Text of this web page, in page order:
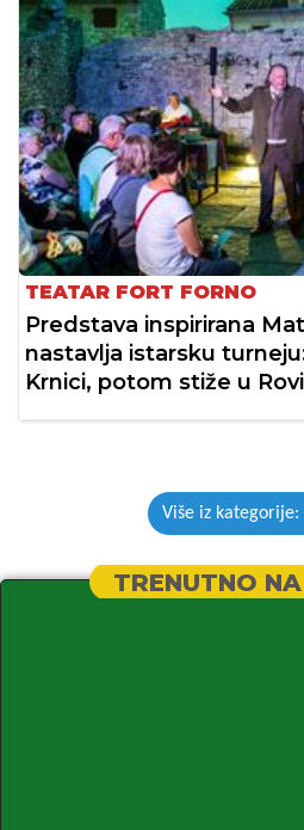
TEATAR FORT FORNO
Predstava inspirirana
nastavlja istarsku
Krnici, potom stiže u
Više iz kategorije:
TRENUTNO